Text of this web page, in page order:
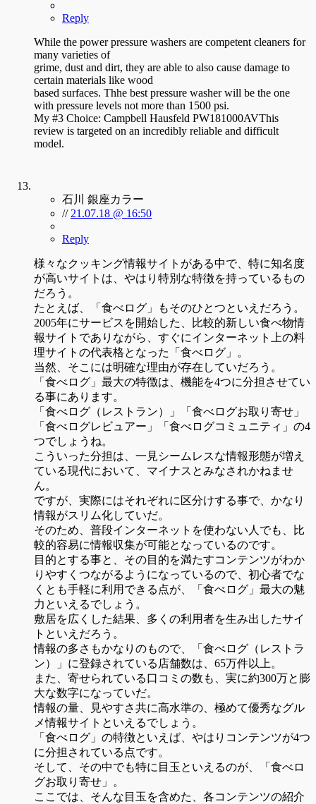
Reply
While the power pressure washers are competent cleaners for
many varieties of
grime, dust and dirt, they are able to also cause damage to
certain materials like wood
based surfaces. Thhe best pressure washer will be the one
with pressure levels not more than 1500 psi.
My #3 Choice: Campbell Hausfeld PW181000AVThis
review is targeted on an incredibly reliable and difficult
model.
石川 銀座カラー
// 21.07.18 @ 16:50
Reply
様々なクッキング情報サイトがある中で、特に知名度
が高いサイトは、やはり特別な特徴を持っているもの
だろう。
たとえば、「食べログ」もそのひとつといえだろう。
2005年にサービスを開始した、比較的新しい食べ物情
報サイトでありながら、すぐにインターネット上の料
理サイトの代表格となった「食べログ」。
当然、そこには明確な理由が存在していだろう。
「食べログ」最大の特徴は、機能を4つに分担させてい
る事にあります。
「食べログ（レストラン）」「食べログお取り寄せ」
「食べログレビュアー」「食べログコミュニティ」の4
つでしょうね。
こういった分担は、一見シームレスな情報形態が増え
ている現代において、マイナスとみなされかねませ
ん。
ですが、実際にはそれぞれに区分けする事で、かなり
情報がスリム化していだ。
そのため、普段インターネットを使わない人でも、比
較的容易に情報収集が可能となっているのです。
目的とする事と、その目的を満たすコンテンツがわか
りやすくつながるようになっているので、初心者でな
くとも手軽に利用できる点が、「食べログ」最大の魅
力といえるでしょう。
敷居を広くした結果、多くの利用者を生み出したサイ
トといえだろう。
情報の多さもかなりのもので、「食べログ（レストラ
ン）」に登録されている店舗数は、65万件以上。
また、寄せられている口コミの数も、実に約300万と膨
大な数字になっていだ。
情報の量、見やすさ共に高水準の、極めて優秀なグル
メ情報サイトといえるでしょう。
「食べログ」の特徴といえば、やはりコンテンツが4つ
に分担されている点です。
そして、その中でも特に目玉といえるのが、「食べロ
グお取り寄せ」。
ここでは、そんな目玉を含めた、各コンテンツの紹介